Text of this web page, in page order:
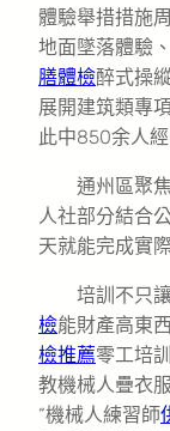
體驗舉措措施
地面墜落體驗
膳體檢醉式操
展開建筑類專
此中850余人
通州區聚
人社部分結合
天就能完成實
培訓不只
檢能財產高東
檢推薦零工培
教機械人疊衣
“機械人練習師